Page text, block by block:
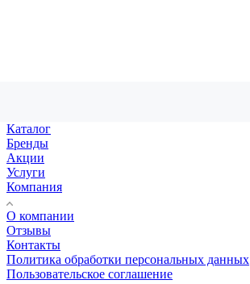
Каталог
Бренды
Акции
Услуги
Компания
О компании
Отзывы
Контакты
Политика обработки персональных данных
Пользовательское соглашение